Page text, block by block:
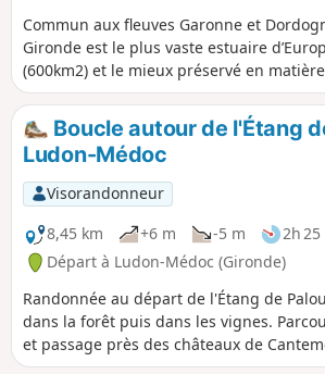
Commun aux fleuves Garonne et
Gironde est le plus vaste estuaire
(600km2) et le mieux préservé en
d’environnement. Bordé par les
Côtes de Blaye, cet estuaire abrite de
habitées ou sauvages à visiter.
Boucle autour de l'Étang
Ludon-Médoc
Visorandonneur
8,45 km
+6 m -5 m 2h 25
Départ à Ludon-Médoc (Gironde)
Randonnée au départ de l'Étang de
dans la forêt puis dans les vignes.
et passage près des châteaux de